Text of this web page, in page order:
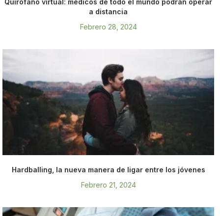
Quirófano virtual: médicos de todo el mundo podrán operar
a distancia
Febrero 28, 2024
Hardballing, la nueva manera de ligar entre los jóvenes
Febrero 21, 2024